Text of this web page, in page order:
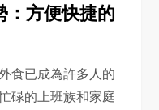
：方便快捷的
食已成為許多人的
碌的上班族和家庭